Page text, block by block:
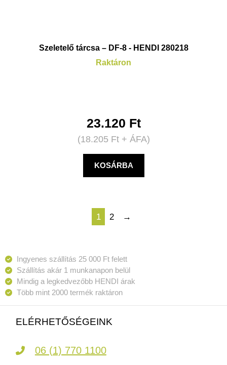
Szeletelő tárcsa – DF-8 - HENDI 280218
Raktáron
23.120 Ft
(18.205 Ft+ ÁFA)
KOSÁRBA
1 2 →
Ingyenes szállítás 25 000 Ft felett
Szállítás akár 1 munkanapon belül
Mindig a legkedvezőbb HENDI árak
Több mint 2000 termék raktáron
ELÉRHETŐSÉGEINK
06 (1) 770 1100